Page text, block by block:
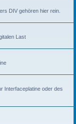
DIV gehören hier rein.
Last
Interfaceplatine oder des